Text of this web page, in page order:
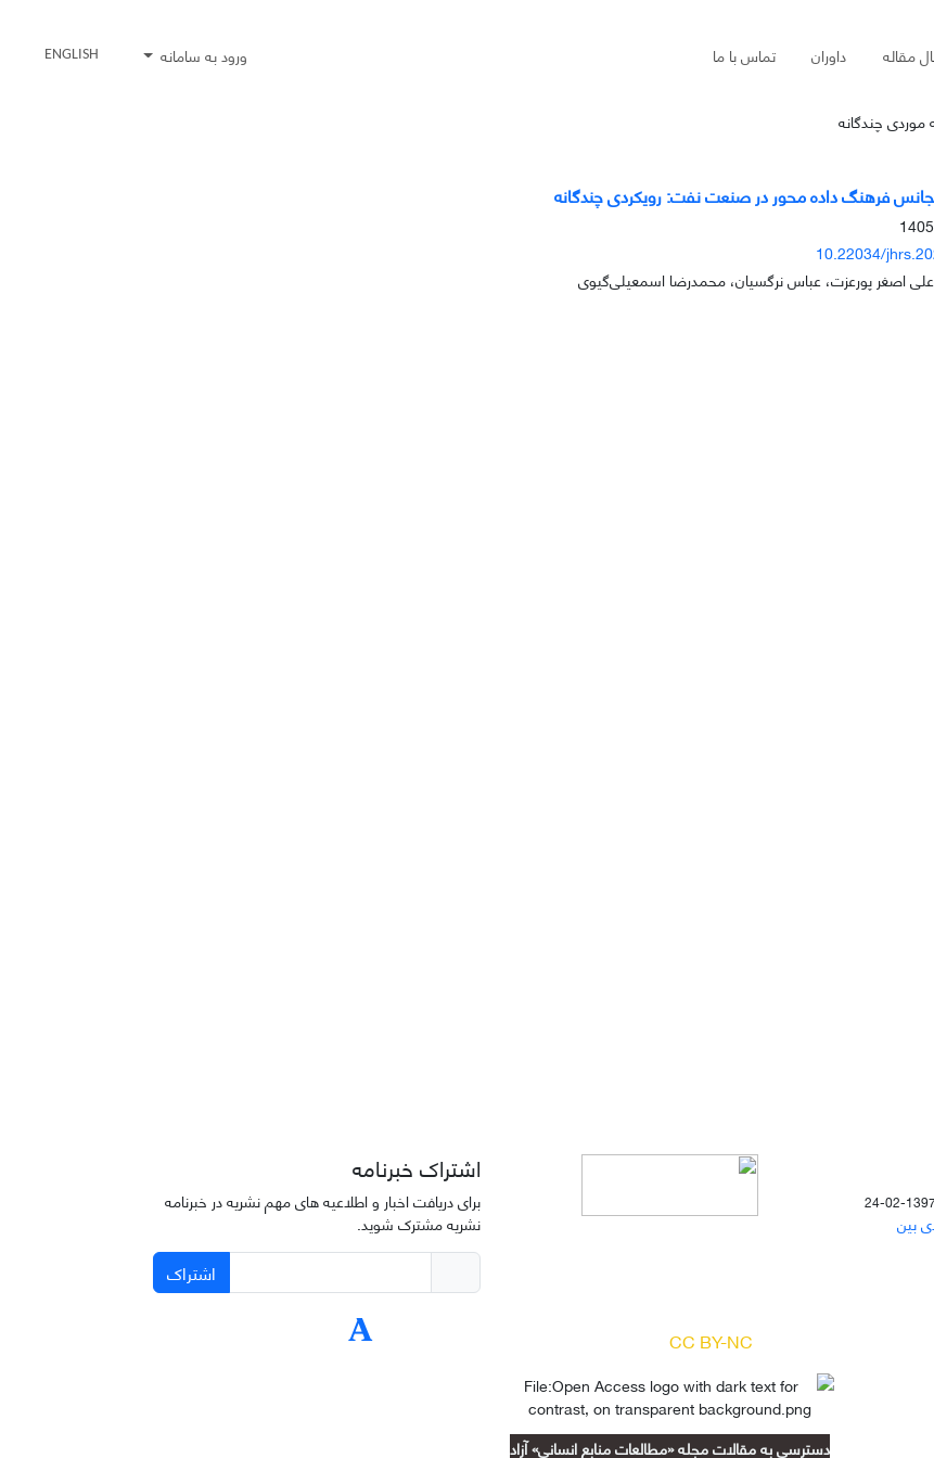
مقاله داوران تماس با ما ورود به سامانه ENGLISH
موردی چندگانه
فرهنگ داده محور در صنعت نفت: رویکردی چندگانه
10.22034/
اصغر پورعزت، عباس نرگسیان، محمدرضا اسمعیلی‌گیوی
1397-02-24
بین
CC BY-NC
دسترسی به مقالات مجله «مطالعات منابع انسانی» آزاد
اشتراک خبرنامه
برای دریافت اخبار و اطلاعیه های مهم نشریه در خبرنامه
نشریه مشترک شوید.
اشتراک